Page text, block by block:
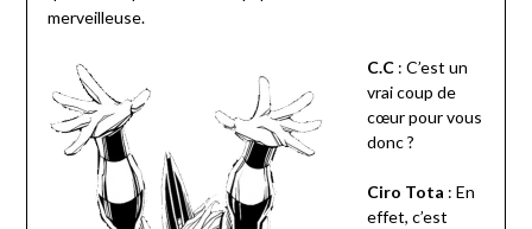
merveilleuse.
C.C: C’est un
vrai coup de
cœur pour vous
donc ?
Ciro Tota : En
effet, c’est